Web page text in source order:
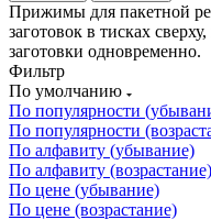
Прижимы для пакетной
заготовок в тисках
заготовки одновременно.
Фильтр
По умолчанию
По популярности
По популярности
По алфавиту (убывание)
По алфавиту (возрастание)
По цене (убывание)
По цене (возрастание)